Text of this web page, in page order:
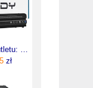
zł